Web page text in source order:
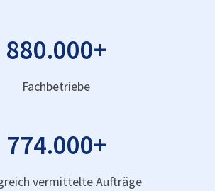
880.000+
Fachbetriebe
774.000+
vermittelte Aufträge